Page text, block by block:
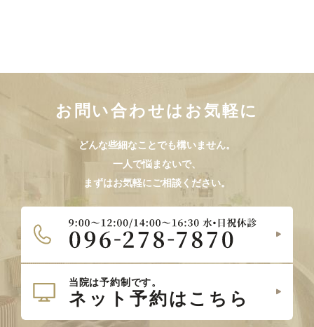
お問い合わせはお気軽に
どんな些細なことでも構いません。
一人で悩まないで、
まずはお気軽にご相談ください。